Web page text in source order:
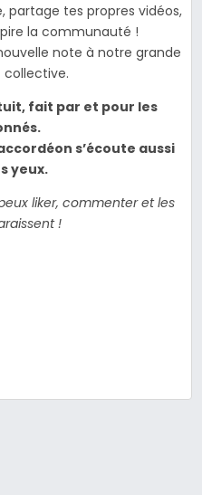
partage tes propres vidéos,
la communauté !
note à notre grande
collective.
fait par et pour les
s’écoute aussi
yeux.
liker, commenter et les
!